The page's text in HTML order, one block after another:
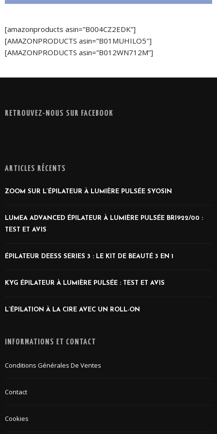
[amazonproducts asin=”B004CZ2EDK”]
[AMAZONPRODUCTS asin=”B01MUHILO5″]
[AMAZONPRODUCTS asin=”B012WN712M”]
RETROUVEZ-NOUS SUR FACEBOOK
ARTICLES RÉCENTS
ZOOM SUR L’ÉPILATEUR À LUMIÈRE PULSÉE SYOSIN
LUMEA ADVANCED ÉPILATEUR À LUMIÈRE PULSÉE BRI922/00 :
TEST ET AVIS
ÉPILATEUR DEESS SERIES 3 : LE KIT DE BEAUTÉ 3 EN 1
KYG ÉPILATEUR À LUMIÈRE PULSÉE : TEST ET AVIS
L’ÉPILATION À LA CIRE AVEC UN ROLL-ON
INFORMATIONS ET CONTACT
Conditions Générales De Ventes
Contact
Cookies